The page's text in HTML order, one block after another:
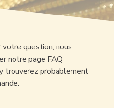
question, nous
notre page FAQ
trouverez probablement